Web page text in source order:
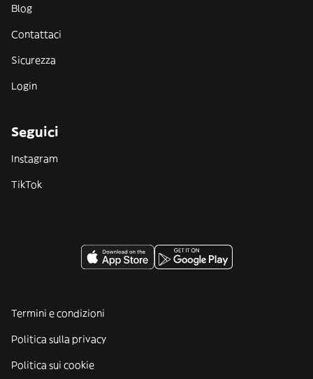
Blog
Contattaci
Sicurezza
Login
Seguici
Instagram
TikTok
Termini e condizioni
Politica sulla privacy
Politica sui cookie